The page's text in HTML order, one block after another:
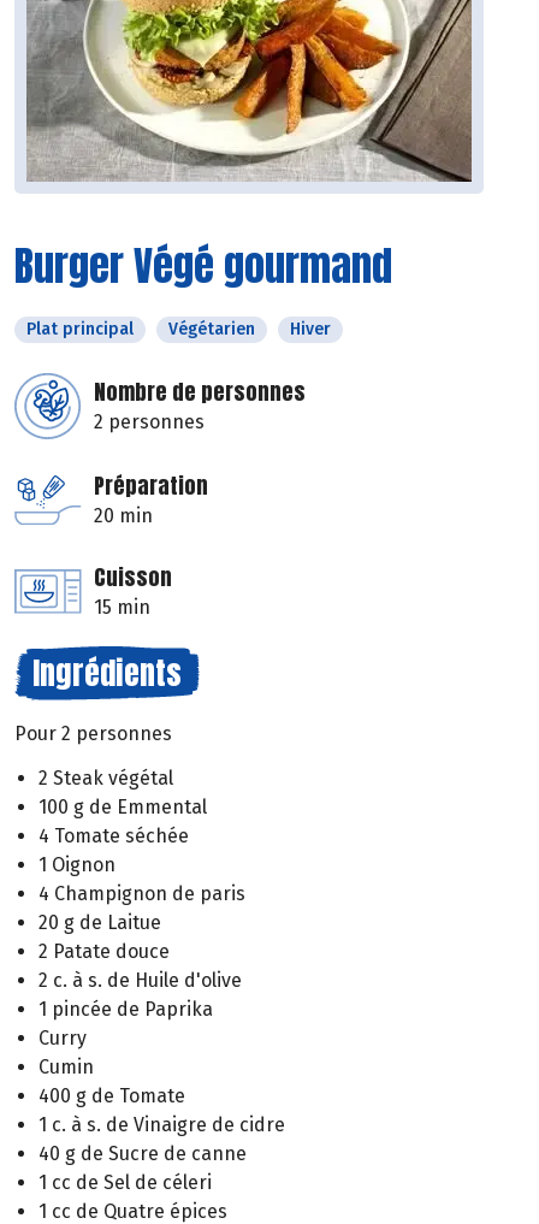
Burger Végé gourmand
Plat principal Végétarien Hiver
Nombre de personnes
2 personnes
Préparation
20 min
Cuisson
15 min
Ingrédients
Pour 2 personnes
2 Steak végétal
100 g de Emmental
4 Tomate séchée
1 Oignon
4 Champignon de paris
20 g de Laitue
2 Patate douce
2 c. à s. de Huile d'olive
1 pincée de Paprika
Curry
Cumin
400 g de Tomate
1 c. à s. de Vinaigre de cidre
40 g de Sucre de canne
1 cc de Sel de céleri
1 cc de Quatre épices